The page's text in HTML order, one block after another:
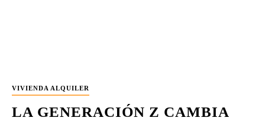
VIVIENDA ALQUILER
LA GENERACIÓN Z CAMBIA